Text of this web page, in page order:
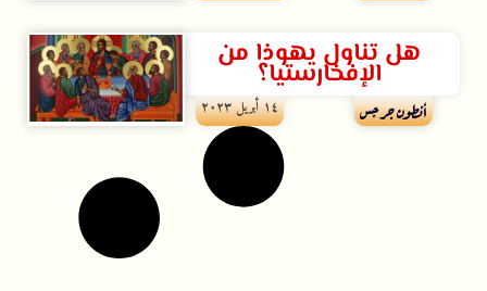
هل تناول يهوذا من
الإفخارستيا؟
أنطون جرجس ۱٤ أبريل ۲۰۲۳